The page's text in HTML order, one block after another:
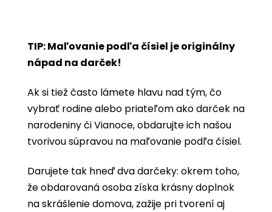
TIP: Maľovanie podľa čísiel je originálny
nápad na darček!
Ak si tiež často lámete hlavu nad tým, čo
vybrať rodine alebo priateľom ako darček na
narodeniny či Vianoce, obdarujte ich našou
tvorivou súpravou na maľovanie podľa čísiel.
Darujete tak hneď dva darčeky: okrem toho,
že obdarovaná osoba získa krásny doplnok
na skrášlenie domova, zažije pri tvorení aj